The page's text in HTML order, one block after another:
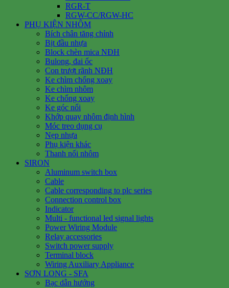
RGR-T
RGW-CC/RGW-HC
PHỤ KIỆN NHÔM
Bích chân tăng chỉnh
Bịt đầu nhựa
Block chèn mica NĐH
Bulong, đai ốc
Con trượt rãnh NĐH
Ke chìm chống xoay
Ke chìm nhôm
Ke chống xoay
Ke góc nổi
Khớp quay nhôm định hình
Móc treo dụng cụ
Nẹp nhựa
Phụ kiện khác
Thanh nối nhôm
SIRON
Aluminum switch box
Cable
Cable corresponding to plc series
Connection control box
Indicator
Multi - functional led signal lights
Power Wiring Module
Relay accessories
Switch power supply
Terminal block
Wiring Auxiliary Appliance
SƠN LONG - SFA
Bạc dẫn hướng